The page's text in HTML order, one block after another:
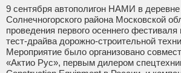
9 сентября автополигон НАМИ в
Солнечногорского района Московской
проведения первого осеннего фестиваля
тест-драйва дорожно-строительной
Мероприятие было организовано
«Актио Рус», первым дилером